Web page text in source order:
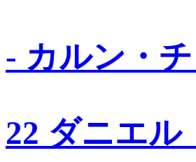
- カルン・
22 ダニエル